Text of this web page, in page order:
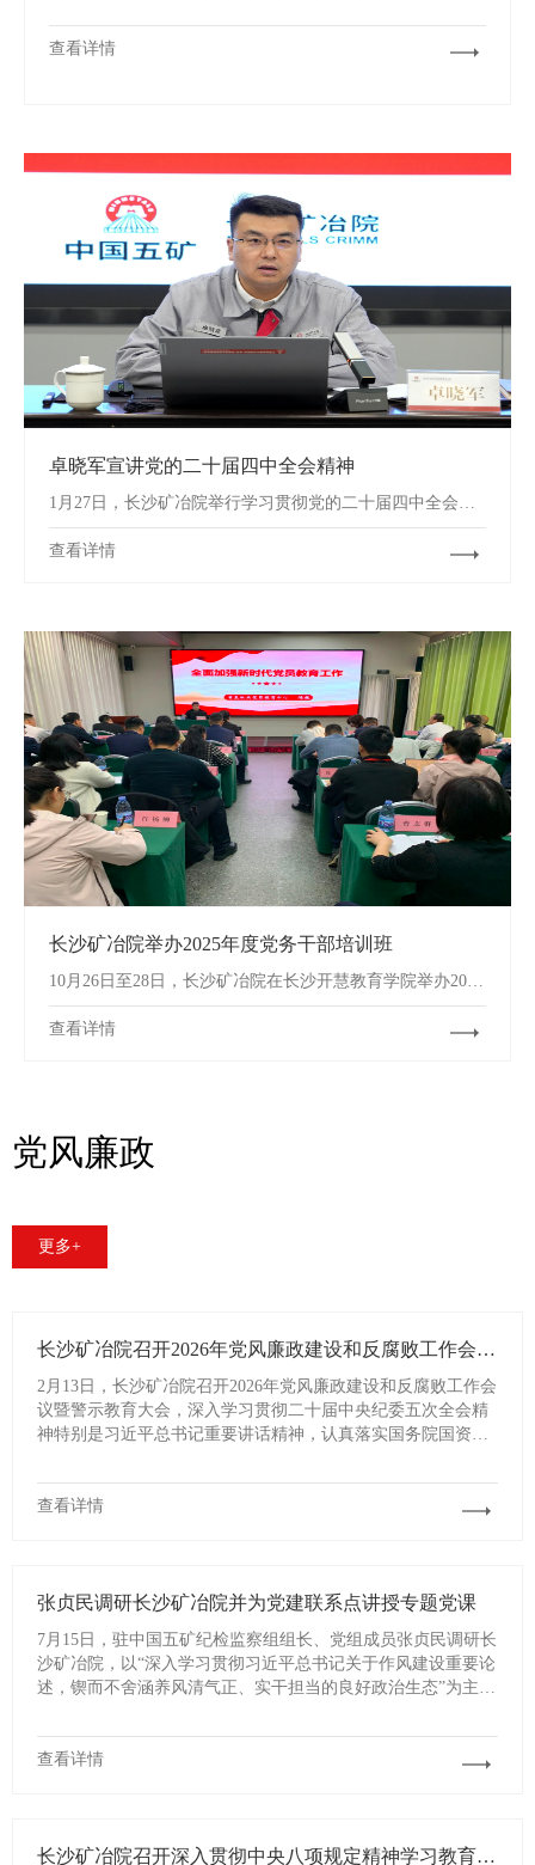
查看详情
卓晓军宣讲党的二十届四中全会精神
查看详情
长沙矿冶院举办2025年度党务干部培训班
查看详情
党风廉政
更多+
长沙矿冶院召开2026年党风廉政建设和反腐败工作会议暨警示教育大会
​​2月13日，长沙矿冶院召开2026年党风廉政建设和反腐败工作会
议暨警示教育大会，深入学习贯彻二十届中央纪委五次全会精
神特别是习近平总书记重要讲话精神，认真落实国务院国资
年工作，开展警示教育，部署2026年重点任务。院党委书记、
董事长卓晓军出席会议并讲话。党委副书记、董事、工会主席
查看详情
张贞民调研长沙矿冶院并为党建联系点讲授专题党课
7月15日，驻中国五矿纪检监察组组长、党组成员张贞民调研长
沙矿冶院，以“深入学习贯彻习近平总书记关于作风建设重要论
述，锲而不舍涵养风清气正、实干担当的良好政治生态”为主题
查看详情
长沙矿冶院召开深入贯彻中央八项规定精神学习教育警示教育会暨集中整治违规吃喝专题推进会